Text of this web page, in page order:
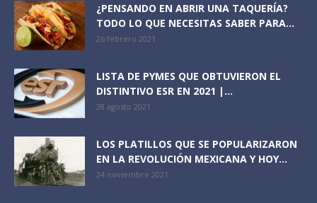
¿PENSANDO EN ABRIR UNA TAQUERÍA?
TODO LO QUE NECESITAS SABER PARA...
26 febrero 2021
LISTA DE PYMES QUE OBTUVIERON EL
DISTINTIVO ESR EN 2021 |...
28 agosto 2021
LOS PLATILLOS QUE SE POPULARIZARON
EN LA REVOLUCIÓN MEXICANA Y HOY...
24 noviembre 2021